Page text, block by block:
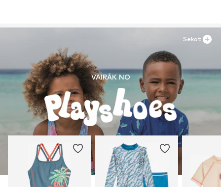
VAIRĀK NO
Sekot